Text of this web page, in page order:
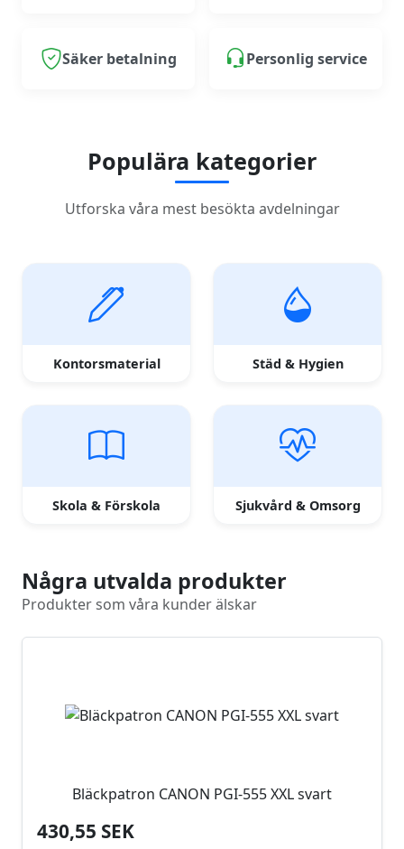
Säker betalning Personlig service
Populära kategorier
Utforska våra mest besökta avdelningar
Kontorsmaterial Städ & Hygien
Skola & Förskola Sjukvård & Omsorg
Några utvalda produkter
Produkter som våra kunder älskar
Bläckpatron CANON PGI-555 XXL svart
430,55 SEK